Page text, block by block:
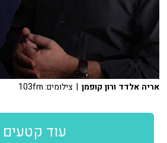
אריה אלדד ורון קופמן | צילומים: 103fm
עוד קטעים